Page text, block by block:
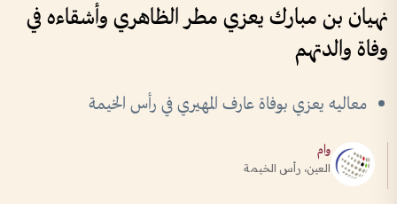
نهيان بن مبارك يعزي مطر الظاهري وأشقاءه في
وفاة والدتهم
معاليه يعزي بوفاة عارف المهيري في رأس الخيمة
وام
العين، رأس الخيمة